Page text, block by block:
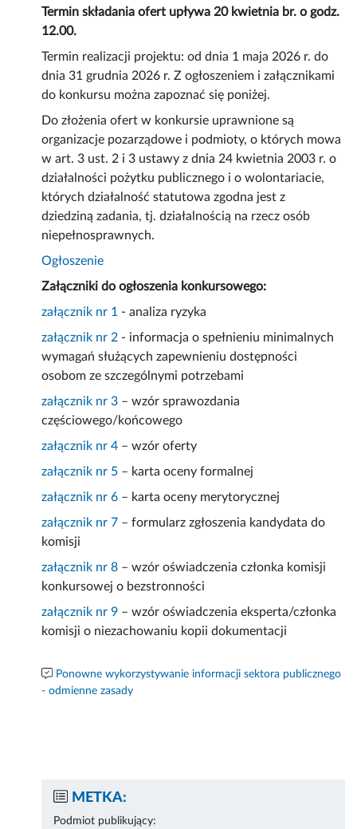
Termin składania ofert upływa 20 kwietnia br. o godz.
12.00.
Termin realizacji projektu: od dnia 1 maja 2026 r. do
dnia 31 grudnia 2026 r. Z ogłoszeniem i załącznikami
do konkursu można zapoznać się poniżej.
Do złożenia ofert w konkursie uprawnione są
organizacje pozarządowe i podmioty, o których mowa
w art. 3 ust. 2 i 3 ustawy z dnia 24 kwietnia 2003 r. o
działalności pożytku publicznego i o wolontariacie,
których działalność statutowa zgodna jest z
dziedziną zadania, tj. działalnością na rzecz osób
niepełnosprawnych.
Ogłoszenie
Załączniki do ogłoszenia konkursowego:
załącznik nr 1 - analiza ryzyka
załącznik nr 2 - informacja o spełnieniu minimalnych
wymagań służących zapewnieniu dostępności
osobom ze szczególnymi potrzebami
załącznik nr 3 – wzór sprawozdania
częściowego/końcowego
załącznik nr 4 – wzór oferty
załącznik nr 5 – karta oceny formalnej
załącznik nr 6 – karta oceny merytorycznej
załącznik nr 7 – formularz zgłoszenia kandydata do
komisji
załącznik nr 8 – wzór oświadczenia członka komisji
konkursowej o bezstronności
załącznik nr 9 – wzór oświadczenia eksperta/członka
komisji o niezachowaniu kopii dokumentacji
Ponowne wykorzystywanie informacji sektora publicznego
- odmienne zasady
METKA:
Podmiot publikujący: